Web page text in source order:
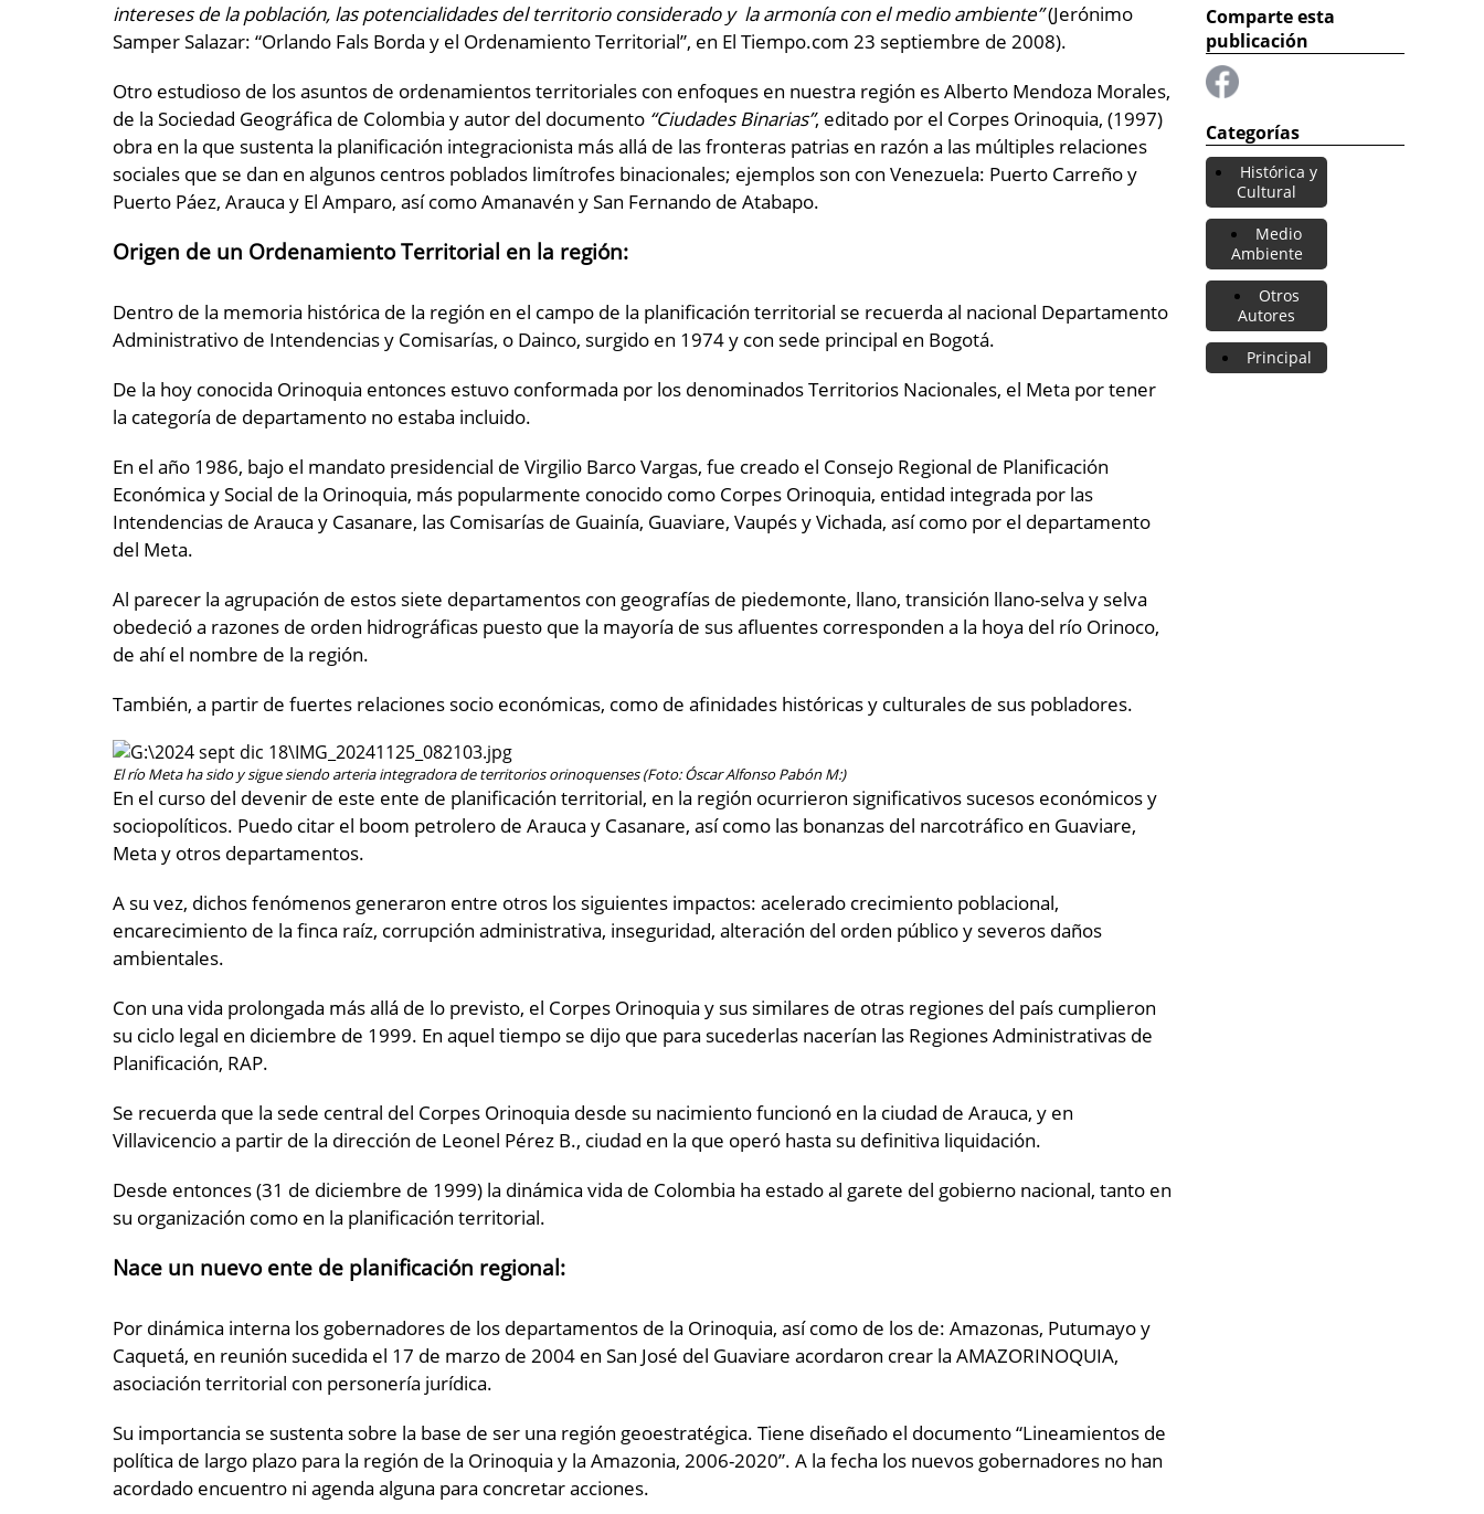
intereses de la población, las potencialidades del territorio considerado y la armonía con el medio ambiente”(Jerónimo
Samper Salazar: “Orlando Fals Borda y el Ordenamiento Territorial”, en El Tiempo.com 23 septiembre de 2008).
Otro estudioso de los asuntos de ordenamientos territoriales con enfoques en nuestra región es Alberto Mendoza Morales,
de la Sociedad Geográfica de Colombia y autor del documento “Ciudades Binarias”, editado por el Corpes Orinoquia, (1997)
obra en la que sustenta la planificación integracionista más allá de las fronteras patrias en razón a las múltiples relaciones
sociales que se dan en algunos centros poblados limítrofes binacionales; ejemplos son con Venezuela: Puerto Carreño y
Puerto Páez, Arauca y El Amparo, así como Amanavén y San Fernando de Atabapo.
Origen de un Ordenamiento Territorial en la región:
Dentro de la memoria histórica de la región en el campo de la planificación territorial se recuerda al nacional Departamento
Administrativo de Intendencias y Comisarías, o Dainco, surgido en 1974 y con sede principal en Bogotá.
De la hoy conocida Orinoquia entonces estuvo conformada por los denominados Territorios Nacionales, el Meta por tener
la categoría de departamento no estaba incluido.
En el año 1986, bajo el mandato presidencial de Virgilio Barco Vargas, fue creado el Consejo Regional de Planificación
Económica y Social de la Orinoquia, más popularmente conocido como Corpes Orinoquia, entidad integrada por las
Intendencias de Arauca y Casanare, las Comisarías de Guainía, Guaviare, Vaupés y Vichada, así como por el departamento
del Meta.
Al parecer la agrupación de estos siete departamentos con geografías de piedemonte, llano, transición llano-selva y selva
obedeció a razones de orden hidrográficas puesto que la mayoría de sus afluentes corresponden a la hoya del río Orinoco,
de ahí el nombre de la región.
También, a partir de fuertes relaciones socio económicas, como de afinidades históricas y culturales de sus pobladores.
El río Meta ha sido y sigue siendo arteria integradora de territorios orinoquenses (Foto: Óscar Alfonso Pabón M:)
En el curso del devenir de este ente de planificación territorial, en la región ocurrieron significativos sucesos económicos y
sociopolíticos. Puedo citar el boom petrolero de Arauca y Casanare, así como las bonanzas del narcotráfico en Guaviare,
Meta y otros departamentos.
A su vez, dichos fenómenos generaron entre otros los siguientes impactos: acelerado crecimiento poblacional,
encarecimiento de la finca raíz, corrupción administrativa, inseguridad, alteración del orden público y severos daños
ambientales.
Con una vida prolongada más allá de lo previsto, el Corpes Orinoquia y sus similares de otras regiones del país cumplieron
su ciclo legal en diciembre de 1999. En aquel tiempo se dijo que para sucederlas nacerían las Regiones Administrativas de
Planificación, RAP.
Se recuerda que la sede central del Corpes Orinoquia desde su nacimiento funcionó en la ciudad de Arauca, y en
Villavicencio a partir de la dirección de Leonel Pérez B., ciudad en la que operó hasta su definitiva liquidación.
Desde entonces (31 de diciembre de 1999) la dinámica vida de Colombia ha estado al garete del gobierno nacional, tanto en
su organización como en la planificación territorial.
Nace un nuevo ente de planificación regional:
Por dinámica interna los gobernadores de los departamentos de la Orinoquia, así como de los de: Amazonas, Putumayo y
Caquetá, en reunión sucedida el 17 de marzo de 2004 en San José del Guaviare acordaron crear la AMAZORINOQUIA,
asociación territorial con personería jurídica.
Su importancia se sustenta sobre la base de ser una región geoestratégica. Tiene diseñado el documento “Lineamientos de
política de largo plazo para la región de la Orinoquia y la Amazonia, 2006-2020”. A la fecha los nuevos gobernadores no han
acordado encuentro ni agenda alguna para concretar acciones.
Comparte esta
publicación
Categorías
Histórica y
Cultural
Medio
Ambiente
Otros
Autores
Principal